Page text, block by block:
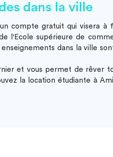
dans la ville
compte gratuit qui visera à
l'Ecole supérieure de
dans la ville
et vous permet de rêver
la location étudiante à